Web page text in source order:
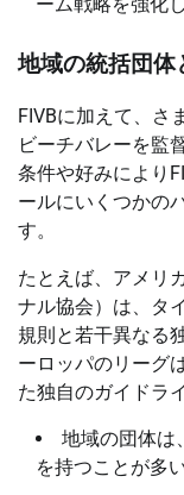
地域の統括団体
FIVBに加えて、さ
ビーチバレーを監
条件や好みにより
ールにいくつかの
す。
たとえば、アメリ
ナル協会）は、タ
規則と若干異なる
ーロッパのリーグ
た独自のガイドラ
地域の団体は
を持つことが多